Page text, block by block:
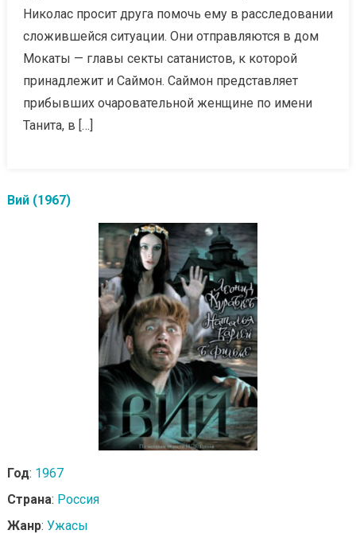
Николас просит друга помочь ему в расследовании
сложившейся ситуации. Они отправляются в дом
Мокаты — главы секты сатанистов, к которой
принадлежит и Саймон. Саймон представляет
прибывших очаровательной женщине по имени
Танита, в […]
Вий (1967)
Год: 1967
Страна: Россия
Жанр: Ужасы